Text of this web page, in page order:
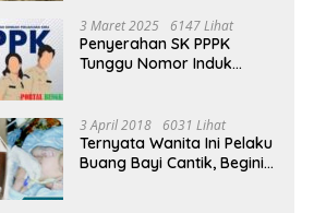
3 Maret 2025 6147 Lihat
Penyerahan SK PPPK
Tunggu Nomor Induk
3 April 2018 6031 Lihat
Ternyata Wanita Ini Pelaku
Buang Bayi Cantik, Begini